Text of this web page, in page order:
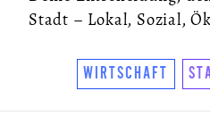
Stadt – Lokal, Sozial,
WIRTSCHAFT